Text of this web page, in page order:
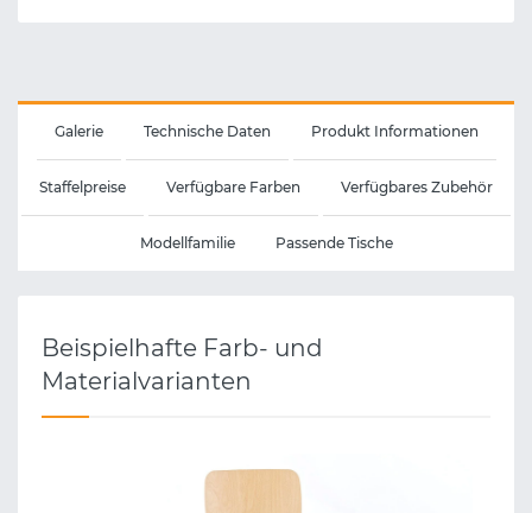
Galerie Technische Daten Produkt Informationen
Staffelpreise Verfügbare Farben Verfügbares Zubehör
Modellfamilie Passende Tische
Beispielhafte Farb- und
Materialvarianten